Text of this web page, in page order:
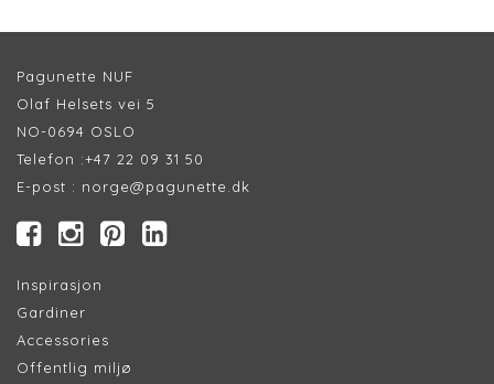
Pagunette NUF
Olaf Helsets vei 5
NO-0694 OSLO
Telefon :+47 22 09 31 50
E-post : norge@pagunette.dk
Inspirasjon
Gardiner
Accessories
Offentlig miljø